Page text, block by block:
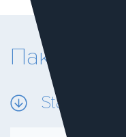
Пакеты SEO
Start